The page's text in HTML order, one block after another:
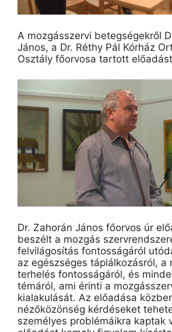
A mozgásszervi betegségekről
János, a Dr. Réthy Pál Kórház
Osztály főorvosa tartott
Dr. Zahorán János főorvos úr
beszélt a mozgás
felvilágosítás fontosságáról
az egészséges táplálkozásról, a
terhelés fontosságáról, és
témáról, ami érinti a
kialakulását. Az előadása
nézőközönség kérdéseket
személyes problémáikra kaptak